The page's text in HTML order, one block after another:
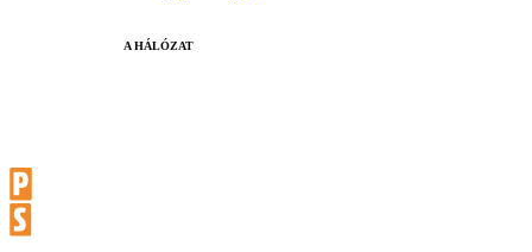
A HÁLÓZAT